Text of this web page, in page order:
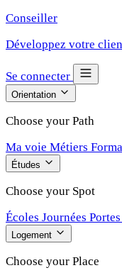
Conseiller
Développez votre
Se connecter
Orientation
Choose your Path
Ma voie Métiers
Études
Choose your Spot
Écoles Journées
Logement
Choose your Place